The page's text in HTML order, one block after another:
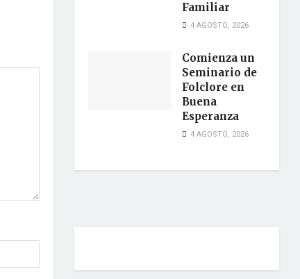
Familiar
4 AGOSTO, 2026
Comienza un
Seminario de
Folclore en
Buena
Esperanza
4 AGOSTO, 2026